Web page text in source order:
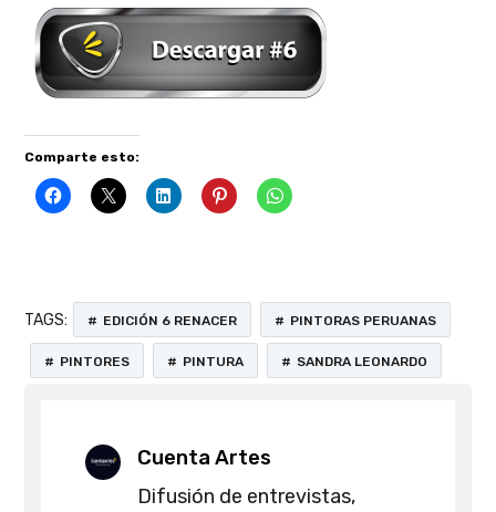
Comparte esto:
TAGS: EDICIÓN 6 RENACER PINTORAS PERUANAS
PINTORES PINTURA SANDRA LEONARDO
Cuenta Artes
Difusión de entrevistas,